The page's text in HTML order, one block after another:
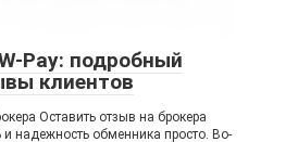
Pay: подробный
клиентов
Оставить отзыв на брокера
и надежность обменника просто. Во-